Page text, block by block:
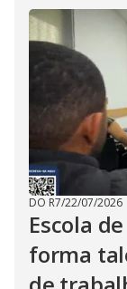
DO R7/22/07/2026
Escola
forma